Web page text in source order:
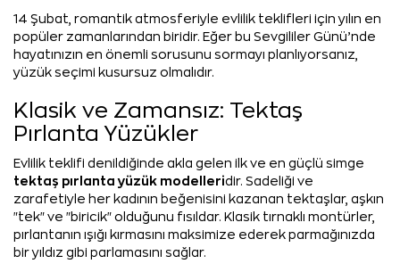
14 Şubat, romantik atmosferiyle evlilik teklifleri için yılın en
popüler zamanlarından biridir. Eğer bu Sevgililer Günü’nde
hayatınızın en önemli sorusunu sormayı planlıyorsanız,
yüzük seçimi kusursuz olmalıdır.
Klasik ve Zamansız: Tektaş
Pırlanta Yüzükler
Evlilik teklifi denildiğinde akla gelen ilk ve en güçlü simge
tektaş pırlanta yüzük modelleridir. Sadeliği ve
zarafetiyle her kadının beğenisini kazanan tektaşlar, aşkın
"tek" ve "biricik" olduğunu fısıldar. Klasik tırnaklı montürler,
pırlantanın ışığı kırmasını maksimize ederek parmağınızda
bir yıldız gibi parlamasını sağlar.